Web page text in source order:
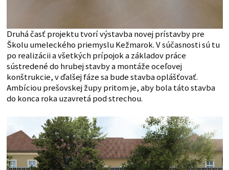
Druhá časť projektu tvorí výstavba novej prístavby pre
Školu umeleckého priemyslu Kežmarok. V súčasnosti sú tu
po realizácii a všetkých prípojok a základov práce
sústredené do hrubej stavby a montáže oceľovej
konštrukcie, v ďalšej fáze sa bude stavba oplášťovať.
Ambíciou prešovskej župy pritom je, aby bola táto stavba
do konca roka uzavretá pod strechou.